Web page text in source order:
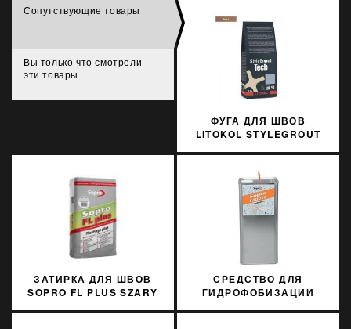
Сопутствующие товары
Вы только что смотрели
эти товары
ФУГА ДЛЯ ШВОВ
LITOKOL STYLEGROUT
ЗАТИРКА ДЛЯ ШВОВ
SOPRO FL PLUS SZARY
СРЕДСТВО ДЛЯ
ГИДРОФОБИЗАЦИИ